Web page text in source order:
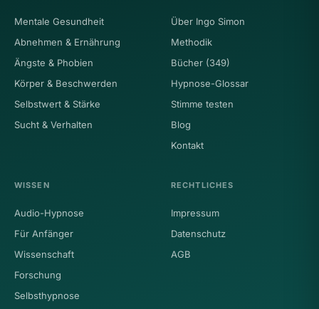
Mentale Gesundheit
Abnehmen & Ernährung
Ängste & Phobien
Körper & Beschwerden
Selbstwert & Stärke
Sucht & Verhalten
Über Ingo Simon
Methodik
Bücher (349)
Hypnose-Glossar
Stimme testen
Blog
Kontakt
WISSEN
Audio-Hypnose
Für Anfänger
Wissenschaft
Forschung
Selbsthypnose
RECHTLICHES
Impressum
Datenschutz
AGB